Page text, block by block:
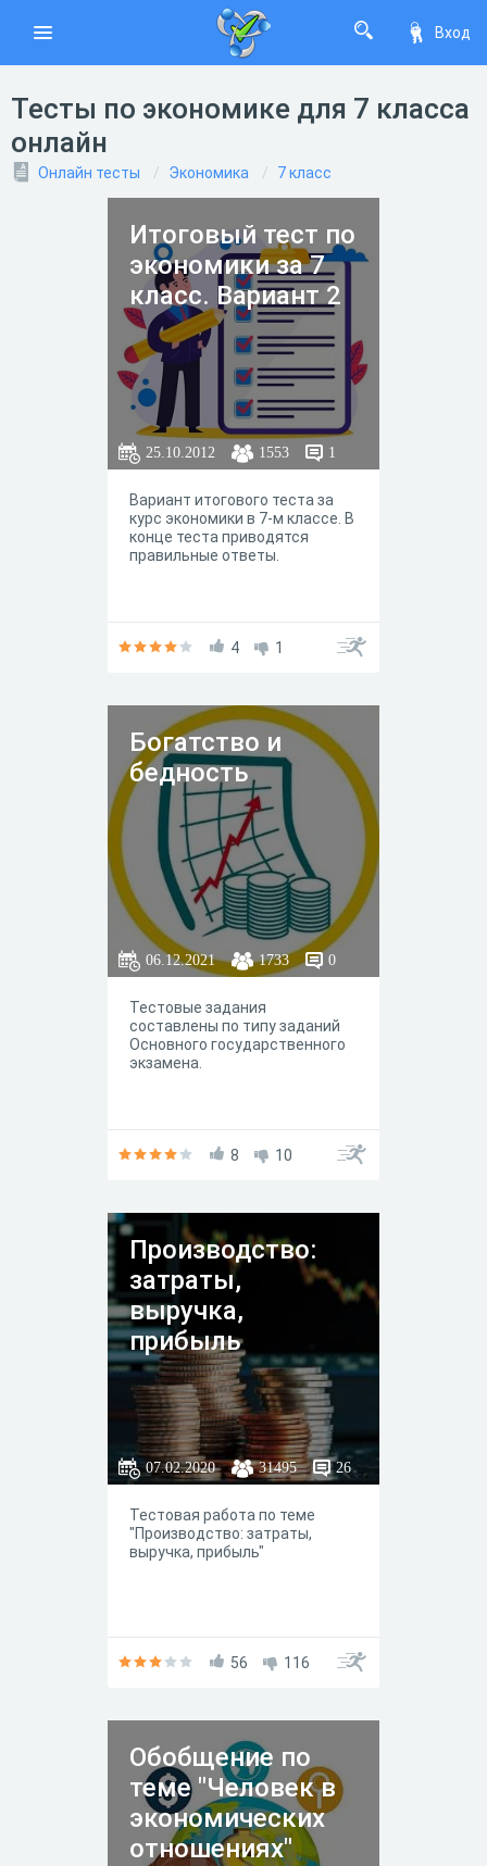
Вход
Тесты по экономике для 7 класса
онлайн
Онлайн тесты Экономика 7 класс
Итоговый тест по
экономики за 7
класс. Вариант 2
25.10.2012 1553 1
Вариант итогового теста за
курс экономики в 7-м классе. В
конце теста приводятся
правильные ответы.
4 1
Богатство и
бедность
06.12.2021 1733 0
Тестовые задания
составлены по типу заданий
Основного государственного
экзамена.
8 10
Производство:
затраты,
выручка,
прибыль
07.02.2020 31495 26
Тестовая работа по теме
"Производство: затраты,
выручка, прибыль"
56 116
Обобщение по
теме "Человек в
экономических
отношениях"